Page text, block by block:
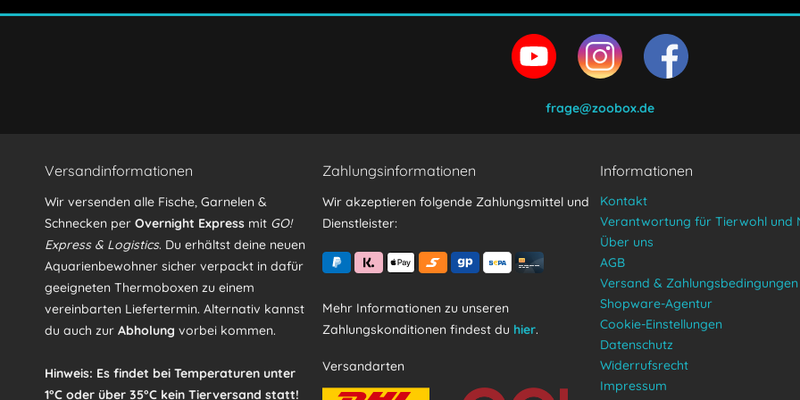
frage@zoobox.de
Versandinformationen
Wir versenden alle Fische, Garnelen &
Schnecken per Overnight Express mit GO!
Express & Logistics. Du erhältst deine neuen
Aquarienbewohner sicher verpackt in dafür
geeigneten Thermoboxen zu einem
vereinbarten Liefertermin. Alternativ kannst
du auch zur Abholung vorbei kommen.
Hinweis: Es findet bei Temperaturen unter
1°C oder über 35°C kein Tierversand statt!
Zahlungsinformationen
Wir akzeptieren folgende Zahlungsmittel und
Dienstleister:
Mehr Informationen zu unseren
Zahlungskonditionen findest du hier.
Versandarten
Informationen
Kontakt
Verantwortung für Tierwohl und
Über uns
AGB
Versand & Zahlungsbedingungen
Shopware-Agentur
Cookie-Einstellungen
Datenschutz
Widerrufsrecht
Impressum